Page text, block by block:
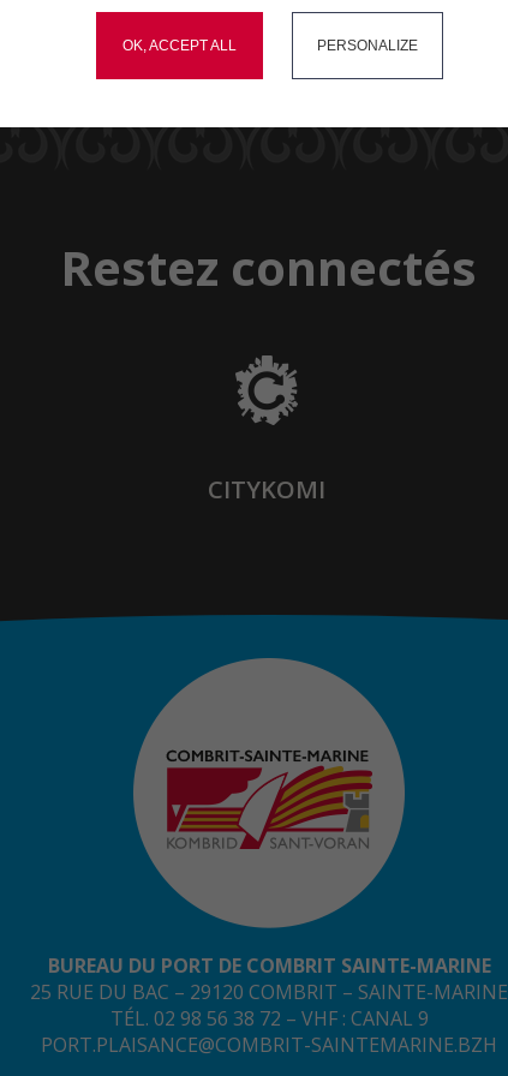
Restez connectés
CITYKOMI
BUREAU DU PORT DE COMBRIT SAINTE-MARINE
25 RUE DU BAC – 29120 COMBRIT – SAINTE-MARINE
TÉL. 02 98 56 38 72 – VHF : CANAL 9
PORT.PLAISANCE@COMBRIT-SAINTEMARINE.BZH
OK, ACCEPT ALL PERSONALIZE